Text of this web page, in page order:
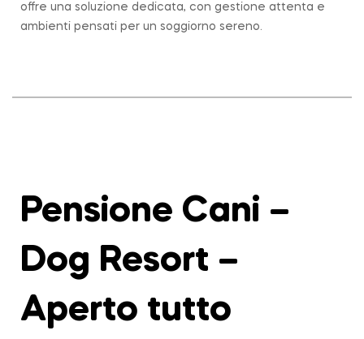
offre una soluzione dedicata, con gestione attenta e
ambienti pensati per un soggiorno sereno.
Pensione Cani –
Dog Resort –
Aperto tutto